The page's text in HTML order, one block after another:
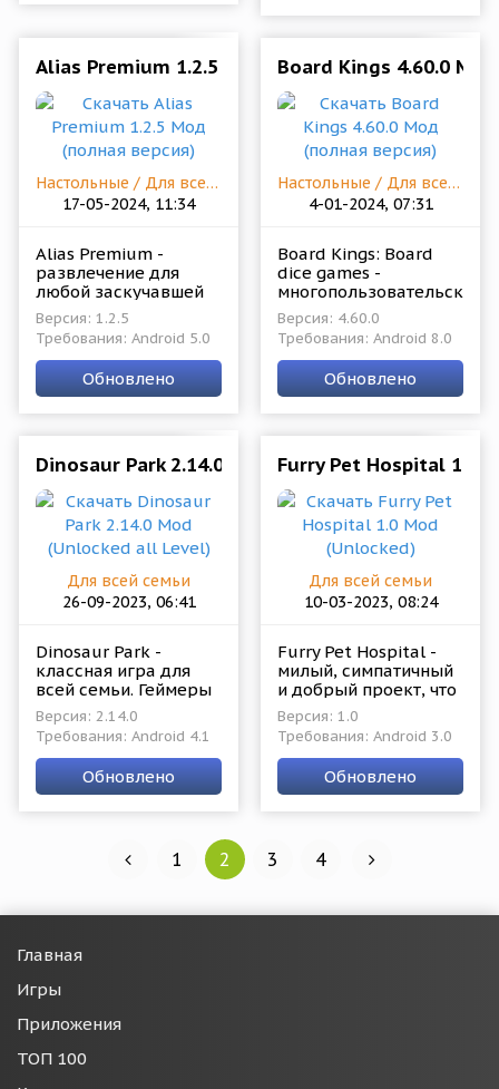
Alias Premium 1.2.5 Мод (полная версия)
Настольные / Для всей семьи
17-05-2024, 11:34
Alias Premium -
развлечение для
любой заскучавшей
компании. От вечера
в кругу семьи, до
шумной вечеринки.
Представленный
проект по факту
Версия: 1.2.5
Требования: Android 5.0
Обновлено
Board Kings 4.60.0
Настольные / Для всей семьи
4-01-2024, 07:31
Board Kings: Board
dice games -
многопользовательское
настольное
развлечение, что
является не одной
отдельной игрой, а
сборником
Версия: 4.60.0
Требования: Android 8.0
Обновлено
Dinosaur Park 2.14.0 Mod (Unlocked all Level)
Для всей семьи
26-09-2023, 06:41
Dinosaur Park -
классная игра для
всей семьи. Геймеры
всех возрастов
смогут отлично
провести время в
роли археологов или
палеонтологов. Им
Версия: 2.14.0
Требования: Android 4.1
Обновлено
Furry Pet Hospital 1.0
Для всей семьи
10-03-2023, 08:24
Furry Pet Hospital -
милый, симпатичный
и добрый проект, что
порадует всех кто
обожает зверушек.
Геймеры станут
ветеринарами и
помогут братьям
Версия: 1.0
Требования: Android 3.0
Обновлено
1 2 3 4
Главная
Игры
Приложения
ТОП 100